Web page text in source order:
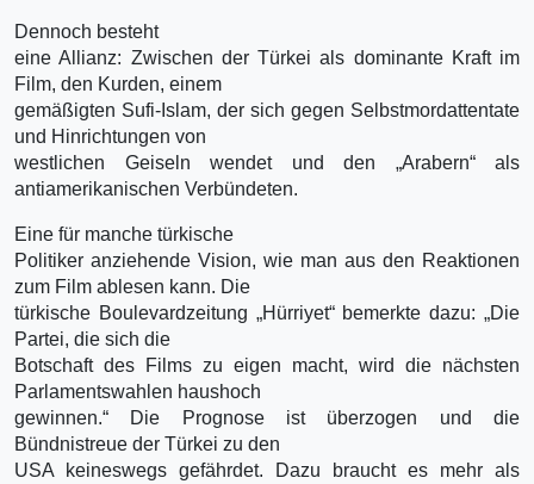
Dennoch besteht
eine Allianz: Zwischen der Türkei als dominante Kraft im
Film, den Kurden, einem
gemäßigten Sufi-Islam, der sich gegen Selbstmordattentate
und Hinrichtungen von
westlichen Geiseln wendet und den „Arabern“ als
antiamerikanischen Verbündeten.
Eine für manche türkische
Politiker anziehende Vision, wie man aus den Reaktionen
zum Film ablesen kann. Die
türkische Boulevardzeitung „Hürriyet“ bemerkte dazu: „Die
Partei, die sich die
Botschaft des Films zu eigen macht, wird die nächsten
Parlamentswahlen haushoch
gewinnen.“ Die Prognose ist überzogen und die
Bündnistreue der Türkei zu den
USA keineswegs gefährdet. Dazu braucht es mehr als